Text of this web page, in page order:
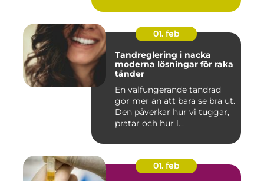
01. feb
Tandreglering i nacka
moderna lösningar för raka
tänder
En välfungerande tandrad
gör mer än att bara se bra ut.
Den påverkar hur vi tuggar,
pratar och hur l...
01. feb